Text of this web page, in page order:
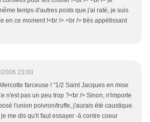
temps d'autres posts que j'ai raté, je suis
en ce moment !<br /> <br /> très appétissant
2006 23:00
farceuse ! "1/2 Saint Jacques en mise
n'est pas un peu trop ?<br /> Sinon, n'importe
l'union poivron/truffe, j'aurais été caustique.
me dis qu'il faut essayer -à contre coeur